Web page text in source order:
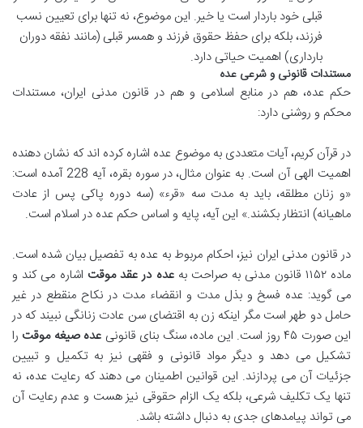
قبلی خود باردار است یا خیر. این موضوع، نه تنها برای تعیین نسب
فرزند، بلکه برای حفظ حقوق فرزند و همسر قبلی (مانند نفقه دوران
بارداری) اهمیت حیاتی دارد.
مستندات قانونی و شرعی عده
حکم عده، هم در منابع اسلامی و هم در قانون مدنی ایران، مستندات
محکم و روشنی دارد:
در قرآن کریم، آیات متعددی به موضوع عده اشاره کرده اند که نشان دهنده
اهمیت الهی آن است. به عنوان مثال، در سوره بقره، آیه 228 آمده است:
«و زنان مطلقه، باید به مدت سه «قرء» (سه دوره پاکی پس از عادت
ماهیانه) انتظار بکشند.» این آیه، پایه و اساس حکم عده در اسلام است.
در قانون مدنی ایران نیز، احکام مربوط به عده به تفصیل بیان شده است.
ماده ۱۱۵۲ قانون مدنی به صراحت به
عده در عقد موقت اشاره می کند و
می گوید: عده فسخ و بذل مدت و انقضاء مدت در نکاح منقطع در غیر
حامل دو طهر است مگر اینکه زن به اقتضای سن عادت زنانگی نبیند که در
این صورت ۴۵ روز است. این ماده، سنگ بنای قانونی
عده صیغه موقت را
تشکیل می دهد و دیگر مواد قانونی و فقهی نیز به تکمیل و تبیین
جزئیات آن می پردازند. این قوانین اطمینان می دهند که رعایت عده، نه
تنها یک تکلیف شرعی، بلکه یک الزام حقوقی نیز هست و عدم رعایت آن
می تواند پیامدهای جدی به دنبال داشته باشد.